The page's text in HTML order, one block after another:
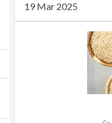
19 Mar 2025